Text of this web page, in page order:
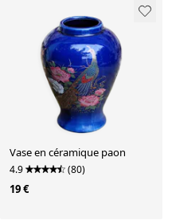
Vase en céramique paon
4.9 (80)
19 €